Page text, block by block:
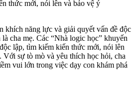
​​thức mới, nói lên và bảo vệ ý
năng lực và giải quyết vấn đề độc
cha mẹ. Các “Nhà logic học” khuyến
lập, tìm kiếm kiến ​​thức mới, nói lên
Với sự tò mò và yêu thích học hỏi, cha
vui lớn trong việc dạy con khám phá